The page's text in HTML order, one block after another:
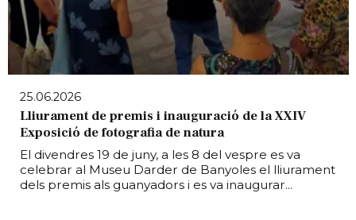
25.06.2026
Lliurament de premis i inauguració de la XXIV
Exposició de fotografia de natura
El divendres 19 de juny, a les 8 del vespre es va
celebrar al Museu Darder de Banyoles el lliurament
dels premis als guanyadors i es va inaugurar...